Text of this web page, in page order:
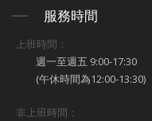
服務時間
上班時間：
週一至週五 9:00-17:30
(午休時間為12:00-13:30)
非上班時間：